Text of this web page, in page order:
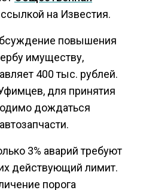
на Известия.
повышения
имуществу,
400 тыс. рублей.
для принятия
дождаться
3% аварий требуют
действующий лимит.
порога